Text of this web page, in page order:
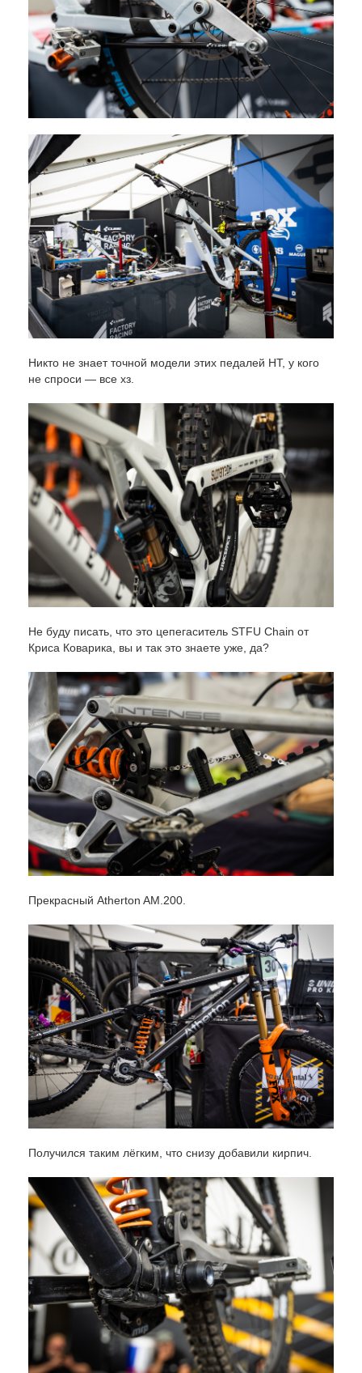
Никто не знает точной модели этих педалей HT, у кого
не спроси — все хз.
Не буду писать, что это цепегаситель STFU Chain от
Криса Коварика, вы и так это знаете уже, да?
Прекрасный Atherton AM.200.
Получился таким лёгким, что снизу добавили кирпич.